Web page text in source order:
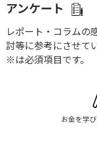
アンケート
レポート・コラムの
討等に参考にさせて
※は必須項目です。
お金を学